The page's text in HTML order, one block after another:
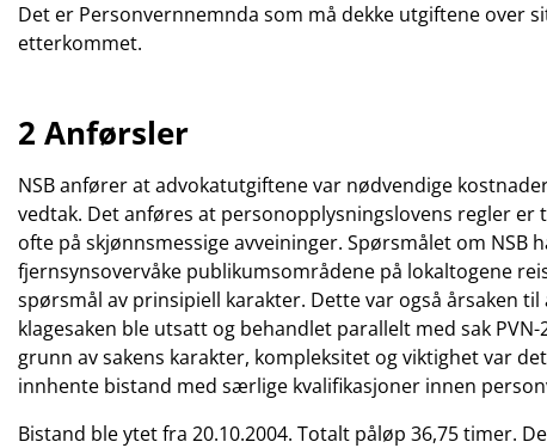
Det er Personvernnemnda som må dekke utgiftene over
etterkommet.
2 Anførsler
NSB anfører at advokatutgiftene var nødvendige
vedtak. Det anføres at personopplysningslovens regler
ofte på skjønnsmessige avveininger. Spørsmålet om NSB
fjernsynsovervåke publikumsområdene på lokaltogene
spørsmål av prinsipiell karakter. Dette var også årsaken
klagesaken ble utsatt og behandlet parallelt med sak PVN-
grunn av sakens karakter, kompleksitet og viktighet var
innhente bistand med særlige kvalifikasjoner innen
Bistand ble ytet fra 20.10.2004. Totalt påløp 36,75 timer.